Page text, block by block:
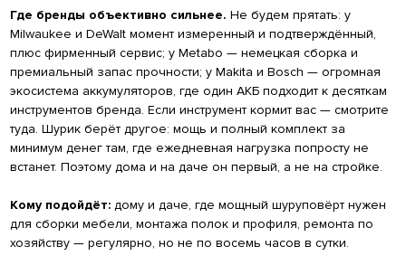
Где бренды объективно сильнее. Не будем прятать: у
Milwaukee и DeWalt момент измеренный и подтверждённый,
плюс фирменный сервис; у Metabo — немецкая сборка и
премиальный запас прочности; у Makita и Bosch — огромная
экосистема аккумуляторов, где один АКБ подходит к десяткам
инструментов бренда. Если инструмент кормит вас — смотрите
туда. Шурик берёт другое: мощь и полный комплект за
минимум денег там, где ежедневная нагрузка попросту не
встанет. Поэтому дома и на даче он первый, а не на стройке.
Кому подойдёт:дому и даче, где мощный шуруповёрт нужен
для сборки мебели, монтажа полок и профиля, ремонта по
хозяйству — регулярно, но не по восемь часов в сутки.